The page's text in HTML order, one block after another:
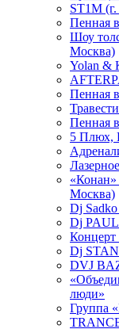
ST1M
Пенная
Шоу
Москва)
Yolan &
Пенная
Пенная
5 Плюх,
«Конан»
Москва)
Dj
Dj
Dj
DVJ
люди»
Группа